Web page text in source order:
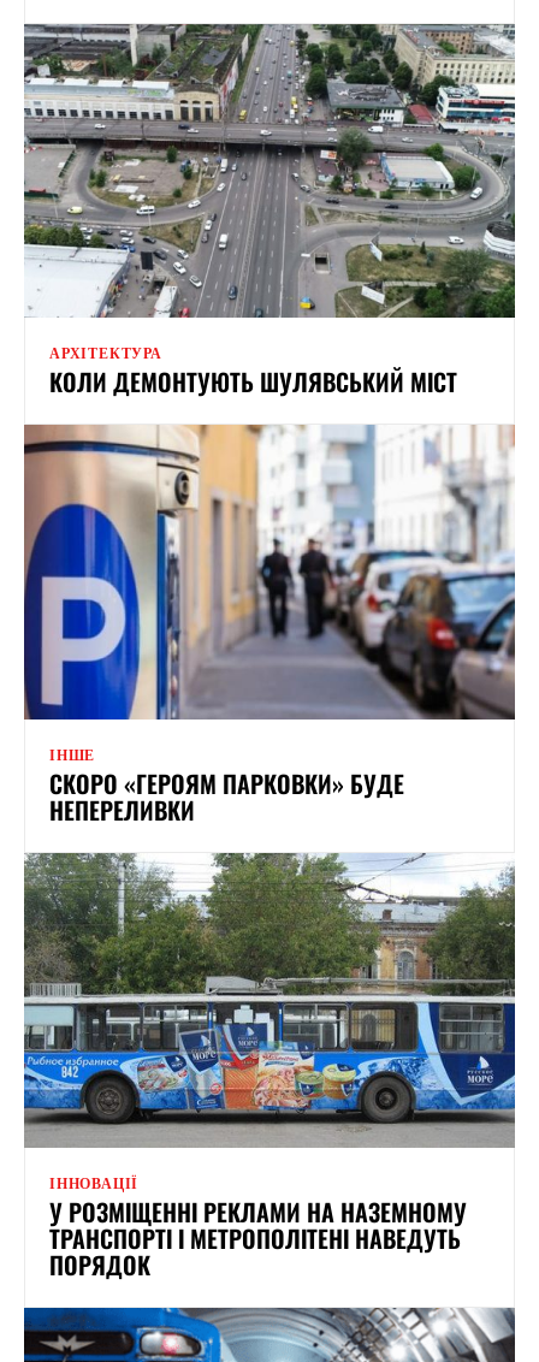
АРХІТЕКТУРА
КОЛИ ДЕМОНТУЮТЬ ШУЛЯВСЬКИЙ МІСТ
ІНШЕ
СКОРО «ГЕРОЯМ ПАРКОВКИ» БУДЕ
НЕПЕРЕЛИВКИ
ІННОВАЦІЇ
У РОЗМІЩЕННІ РЕКЛАМИ НА НАЗЕМНОМУ
ТРАНСПОРТІ І МЕТРОПОЛІТЕНІ НАВЕДУТЬ
ПОРЯДОК